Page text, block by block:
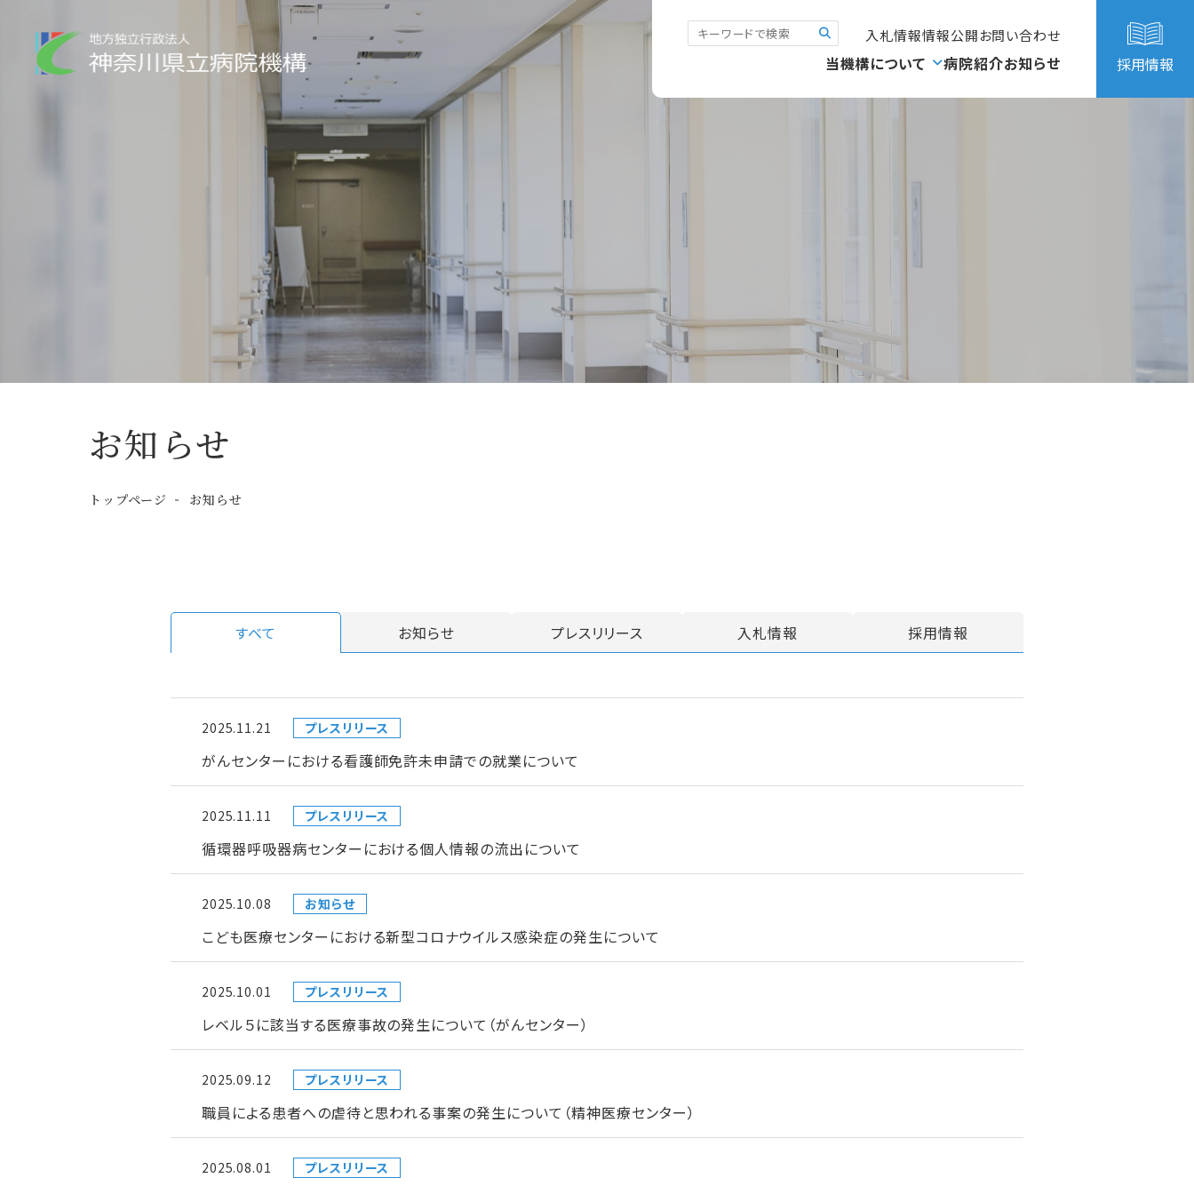
入札情報情報公開お問い合わせ
当機構について 病院紹介お知らせ 採用情報
お知らせ
トップページ お知らせ
すべて お知らせ プレスリリース 入札情報 採用情報
2025.11.21 プレスリリース
がんセンターにおける看護師免許未申請での就業について
2025.11.11 プレスリリース
循環器呼吸器病センターにおける個人情報の流出について
2025.10.08 お知らせ
こども医療センターにおける新型コロナウイルス感染症の発生について
2025.10.01 プレスリリース
レベル５に該当する医療事故の発生について（がんセンター）
2025.09.12 プレスリリース
職員による患者への虐待と思われる事案の発生について（精神医療センター）
2025.08.01 プレスリリース